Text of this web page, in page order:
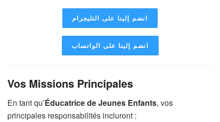
انضم إلينا على التليجرام
انضم إلينا على الواتساب
Vos Missions Principales
En tant qu’Éducatrice de Jeunes Enfants, vos
principales responsabilités incluront :